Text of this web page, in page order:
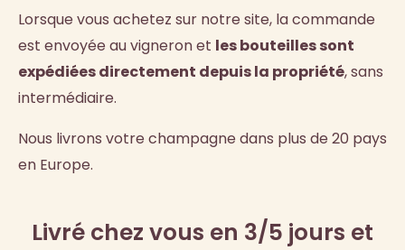
Livré chez vous en 3/5 jours et
Lorsque vous achetez sur notre site, la commande
est envoyée au vigneron et les bouteilles sont
expédiées directement depuis la propriété, sans
intermédiaire.
Nous livrons votre champagne dans plus de 20 pays
en Europe.